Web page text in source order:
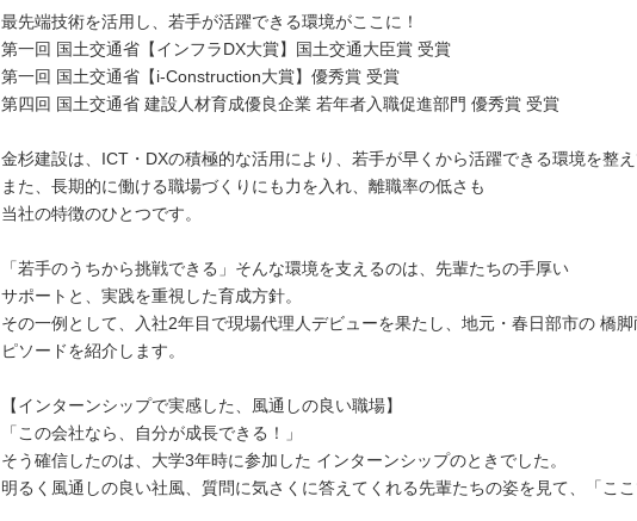
最先端技術を活用し、若手が活躍できる環境がここに！
第一回 国土交通省【インフラDX大賞】国土交通大臣賞 受賞
第一回 国土交通省【i-Construction大賞】優秀賞 受賞
第四回 国土交通省 建設人材育成優良企業 若年者入職促進部門 優秀賞 受賞
金杉建設は、ICT・DXの積極的な活用により、若手が早くから活躍できる環境を整
また、長期的に働ける職場づくりにも力を入れ、離職率の低さも
当社の特徴のひとつです。
「若手のうちから挑戦できる」そんな環境を支えるのは、先輩たちの手厚い
サポートと、実践を重視した育成方針。
その一例として、入社2年目で現場代理人デビューを果たし、地元・春日部市の 橋
ピソードを紹介します。
【インターンシップで実感した、風通しの良い職場】
「この会社なら、自分が成長できる！」
そう確信したのは、大学3年時に参加した インターンシップのときでした。
明るく風通しの良い社風、質問に気さくに答えてくれる先輩たちの姿を見て、「こ